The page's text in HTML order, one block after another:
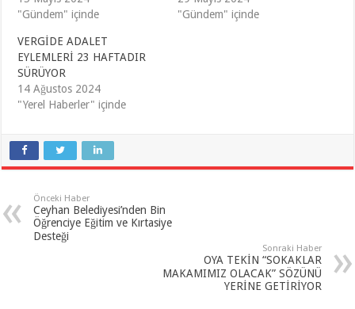
"Gündem" içinde
"Gündem" içinde
VERGİDE ADALET
EYLEMLERİ 23 HAFTADIR
SÜRÜYOR
14 Ağustos 2024
"Yerel Haberler" içinde
Önceki Haber
Ceyhan Belediyesi’nden Bin
Öğrenciye Eğitim ve Kırtasiye
Desteği
Sonraki Haber
OYA TEKİN “SOKAKLAR
MAKAMIMIZ OLACAK” SÖZÜNÜ
YERİNE GETİRİYOR